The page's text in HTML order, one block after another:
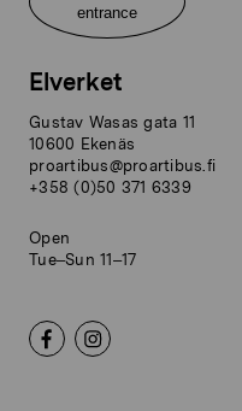
entrance
Elverket
Gustav Wasas gata 11
10600 Ekenäs
proartibus@proartibus.fi
+358 (0)50 371 6339
Open
Tue–Sun 11–17